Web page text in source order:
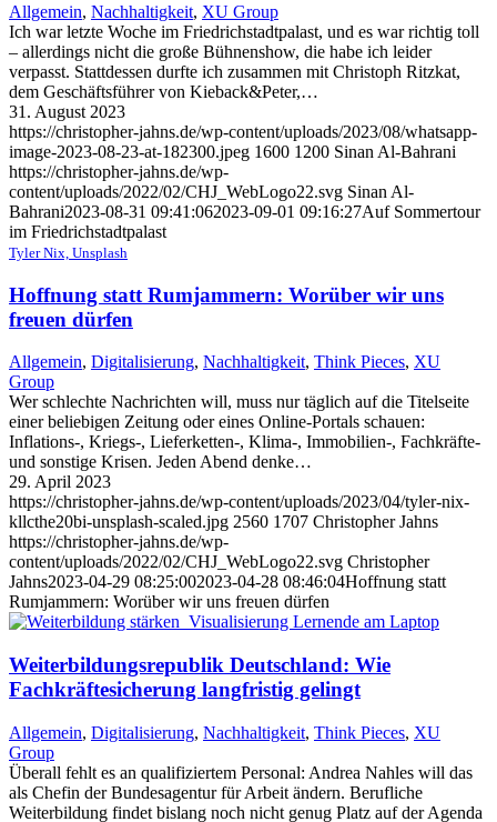
Allgemein, Nachhaltigkeit, XU Group
Ich war letzte Woche im Friedrichstadtpalast, und es war richtig toll
– allerdings nicht die große Bühnenshow, die habe ich leider
verpasst. Stattdessen durfte ich zusammen mit Christoph Ritzkat,
dem Geschäftsführer von Kieback&Peter,…
31. August 2023
https://christopher-jahns.de/wp-content/uploads/2023/08/whatsapp-
image-2023-08-23-at-182300.jpeg 1600 1200 Sinan Al-Bahrani
https://christopher-jahns.de/wp-
content/uploads/2022/02/CHJ_WebLogo22.svg Sinan Al-
Bahrani2023-08-31 09:41:062023-09-01 09:16:27Auf Sommertour
im Friedrichstadtpalast
Tyler Nix, Unsplash
Hoffnung statt Rumjammern: Worüber wir uns
freuen dürfen
Allgemein, Digitalisierung, Nachhaltigkeit, Think Pieces, XU
Group
Wer schlechte Nachrichten will, muss nur täglich auf die Titelseite
einer beliebigen Zeitung oder eines Online-Portals schauen:
Inflations-, Kriegs-, Lieferketten-, Klima-, Immobilien-, Fachkräfte-
und sonstige Krisen. Jeden Abend denke…
29. April 2023
https://christopher-jahns.de/wp-content/uploads/2023/04/tyler-nix-
kllcthe20bi-unsplash-scaled.jpg 2560 1707 Christopher Jahns
https://christopher-jahns.de/wp-
content/uploads/2022/02/CHJ_WebLogo22.svg Christopher
Jahns2023-04-29 08:25:002023-04-28 08:46:04Hoffnung statt
Rumjammern: Worüber wir uns freuen dürfen
Weiterbildungsrepublik Deutschland: Wie
Fachkräftesicherung langfristig gelingt
Allgemein, Digitalisierung, Nachhaltigkeit, Think Pieces, XU
Group
Überall fehlt es an qualifiziertem Personal: Andrea Nahles will das
als Chefin der Bundesagentur für Arbeit ändern. Berufliche
Weiterbildung findet bislang noch nicht genug Platz auf der Agenda